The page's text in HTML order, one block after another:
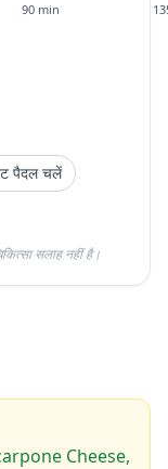
90 min
पैदल चलें
सलाह नहीं है।
Cheese,